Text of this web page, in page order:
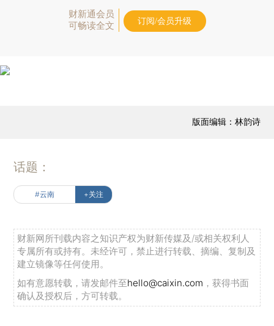
财新通会员
可畅读全文
订阅/会员升级
版面编辑：林韵诗
话题：
#云南 +关注
财新网所刊载内容之知识产权为财新传媒及/或相关权利人
专属所有或持有。未经许可，禁止进行转载、摘编、复制及
建立镜像等任何使用。
如有意愿转载，请发邮件至hello@caixin.com ，获得书面
确认及授权后，方可转载。